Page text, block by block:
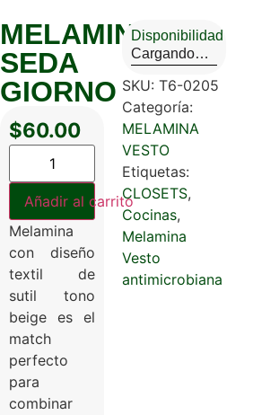
MELAMINA
SEDA
GIORNO
$60.00
Añadir al carrito
Melamina
con diseño
textil de
sutil tono
beige es el
match
perfecto
para
combinar
Disponibilidad
Cargando…
SKU: T6-0205
Categoría:
MELAMINA
VESTO
Etiquetas:
CLOSETS,
Cocinas,
Melamina
Vesto
antimicrobiana